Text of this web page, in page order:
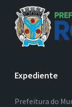
Expediente
Prefeitura do